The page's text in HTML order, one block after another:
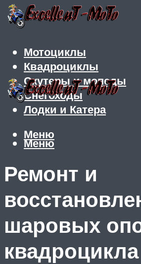
Мотоциклы
Квадроциклы
Скутеры и мопеды
Снегоходы
Лодки и Катера
Меню
Меню
Ремонт и
шаровых
квадроцикла